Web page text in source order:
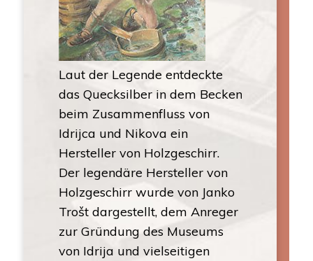
Laut der Legende entdeckte
das Quecksilber in dem Becken
beim Zusammenfluss von
Idrijca und Nikova ein
Hersteller von Holzgeschirr.
Der legendäre Hersteller von
Holzgeschirr wurde von Janko
Trošt dargestellt, dem Anreger
zur Gründung des Museums
von Idrija und vielseitigen